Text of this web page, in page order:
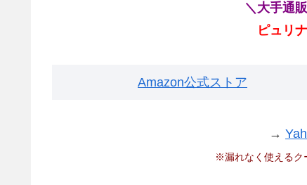
＼大手通
ピュリ
Amazon公式ストア
→
※漏れなく使えるク